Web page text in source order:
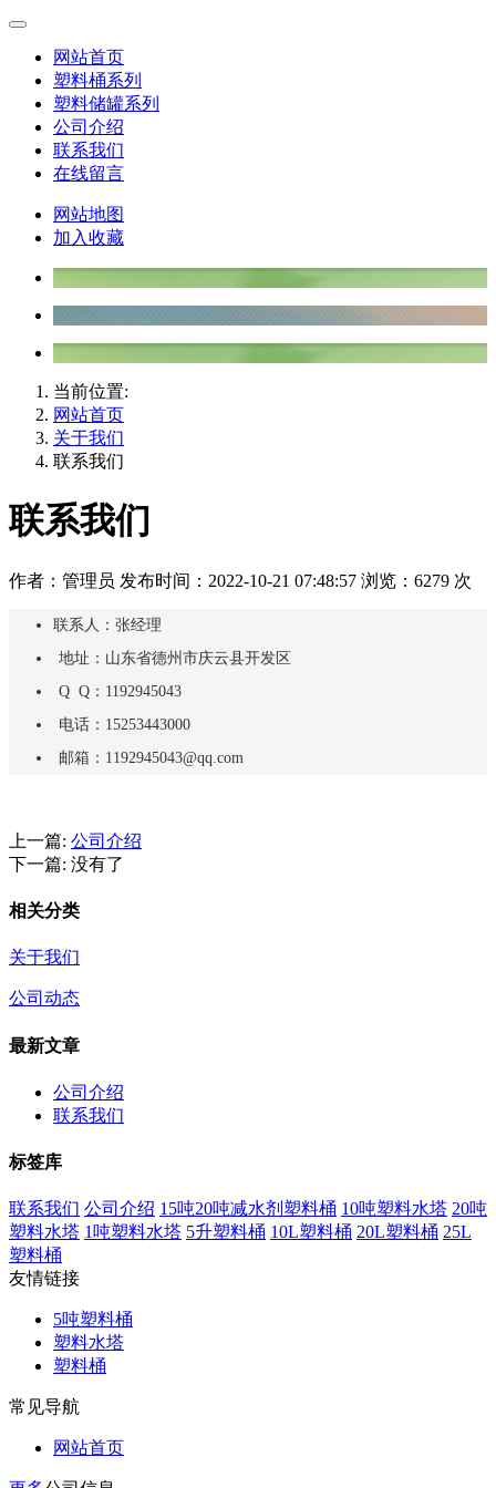
网站首页
塑料桶系列
塑料储罐系列
公司介绍
联系我们
在线留言
网站地图
加入收藏
当前位置:
网站首页
关于我们
联系我们
联系我们
作者：管理员 发布时间：2022-10-21 07:48:57 浏览：6279 次
联系人：张经理
地址：山东省德州市庆云县开发区
Q Q：1192945043
电话：15253443000
邮箱：1192945043@qq.com
上一篇: 公司介绍
下一篇: 没有了
相关分类
关于我们
公司动态
最新文章
公司介绍
联系我们
标签库
联系我们 公司介绍 15吨20吨减水剂塑料桶 10吨塑料水塔 20吨
塑料水塔 1吨塑料水塔 5升塑料桶 10L塑料桶 20L塑料桶 25L
塑料桶
友情链接
5吨塑料桶
塑料水塔
塑料桶
常见导航
网站首页